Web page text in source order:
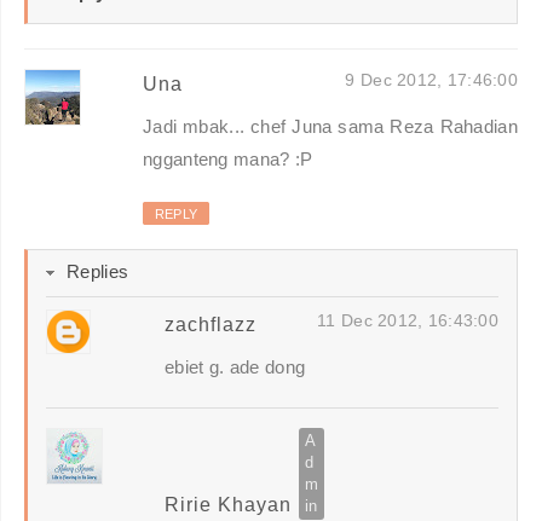
Una 9 Dec 2012, 17:46:00
Jadi mbak... chef Juna sama Reza Rahadian
ngganteng mana? :P
REPLY
Replies
zachflazz 11 Dec 2012, 16:43:00
ebiet g. ade dong
Ririe Khayan